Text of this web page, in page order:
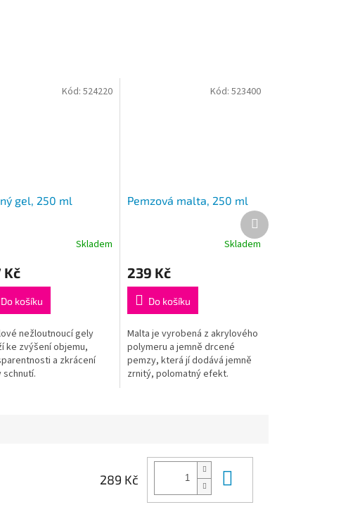
gel, 250 ml
Skladem
Kč
Do košíku
nežloutnoucí gely
ke zvýšení objemu,
a zkrácení
Kód:524220
Pemzová malta, 250 ml
Skladem
239 Kč
Do košíku
Malta je vyrobená z akrylového
polymeru a jemně drcené
pemzy, která jí dodává jemně
zrnitý, polomatný efekt.
Kód: 523400
Další
produkt
289 Kč